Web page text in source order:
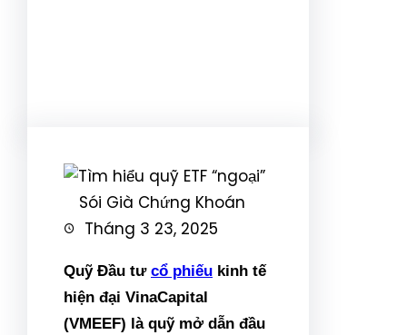
Sói Già Chứng Khoán
Tháng 3 23, 2025
Quỹ Đầu tư cổ phiếu kinh tế
hiện đại VinaCapital
(VMEEF) là quỹ mở dẫn đầu